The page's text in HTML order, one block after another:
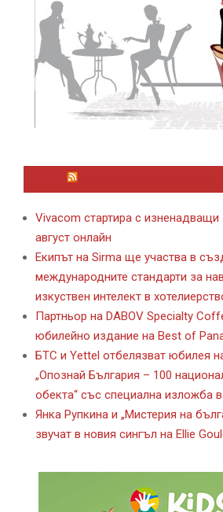
Vivacom стартира с
август онлайн
Екипът на Sirma ще участва в
международните стандарти за
изкуствен интелект в
Партньор на DABOV Specialty
юбилейно издание на Best of
БТС и Yettel отбелязват юбилея
„Опознай България – 100
обекта“ със специална изложба
Янка Рупкина и „Мистерия на
звучат в новия сингъл на Ellie